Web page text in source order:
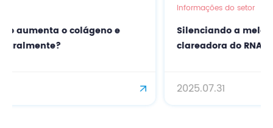
Silenciando a melanina: a revolução
clareadora do RNA (siRNA) nos cuidados com